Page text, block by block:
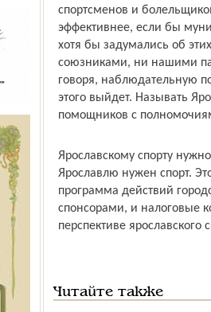
спортсменов и
эффективнее, если бы
хотя бы задумались об
союзниками, ни нашими
говоря, наблюдательную
этого выйдет. Называть
помощников с
Ярославскому спорту
Ярославлю нужен спорт.
программа действий
спонсорами, и налоговые
перспективе ярос­лавского
Читайте также